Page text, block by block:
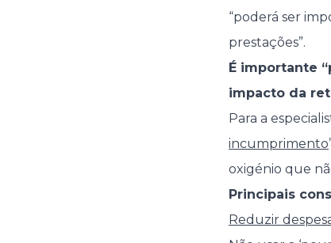
“poderá ser
prestações”.
É importante
impacto da
Para a
incumprimento
oxigénio que
Principais
Reduzir